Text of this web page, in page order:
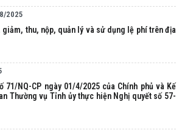
2025
thu, nộp, quản lý và sử dụng lệ phí trên địa
71/NQ-CP ngày 01/4/2025 của Chính phủ và Kế
Thường vụ Tỉnh ủy thực hiện Nghị quyết số 57-